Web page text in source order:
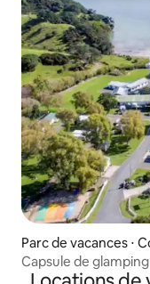
Parc de vacances ⋅
Capsule de